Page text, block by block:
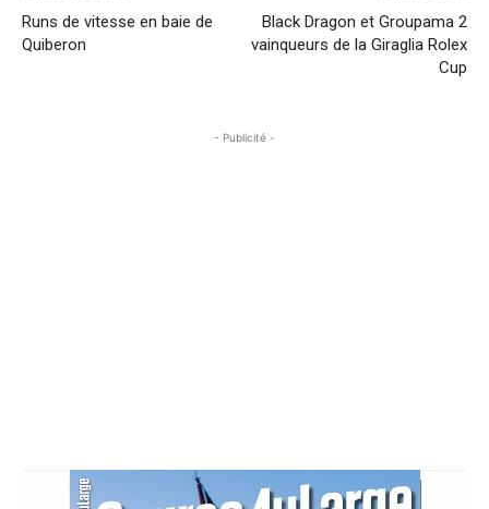
Runs de vitesse en baie de
Quiberon
Black Dragon et Groupama 2
vainqueurs de la Giraglia Rolex
Cup
- Publicité -